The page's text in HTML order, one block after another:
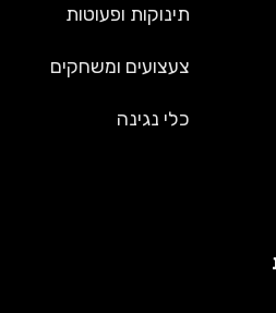
תינוקות ופעוטות
צעצועים ומשחקים
כלי נגינה